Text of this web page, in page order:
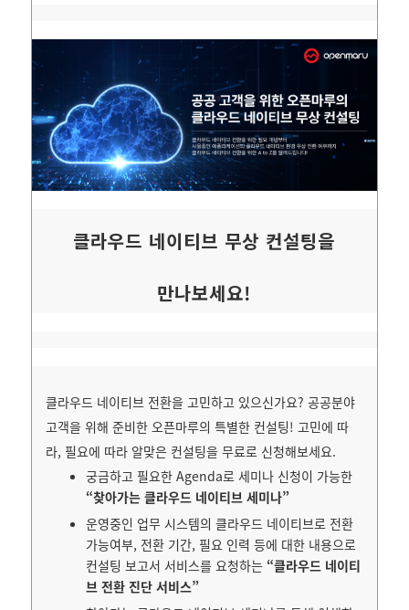
클라우드 네이티브 무상 컨설팅을
만나보세요!
클라우드 네이티브 전환을 고민하고 있으신가요? 공공분야
고객을 위해 준비한 오픈마루의 특별한 컨설팅! 고민에 따
라, 필요에 따라 알맞은 컨설팅을 무료로 신청해보세요.
궁금하고 필요한 Agenda로 세미나 신청이 가능한
“찾아가는 클라우드 네이티브 세미나”
운영중인 업무 시스템의 클라우드 네이티브로 전환
가능여부, 전환 기간, 필요 인력 등에 대한 내용으로
컨설팅 보고서 서비스를 요청하는“클라우드 네이티
브 전환 진단 서비스”